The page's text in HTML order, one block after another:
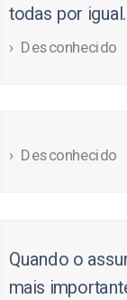
todas por igual.
Desconhecido
Desconhecido
Quando o
mais